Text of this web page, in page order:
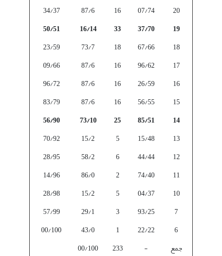
20
07/74
16
87/6
34/37
19
37/70
33
16/14
50/51
18
67/66
18
73/7
23/59
17
96/62
16
87/6
09/66
16
26/59
16
87/6
96/72
15
56/55
16
87/6
83/79
14
85/51
25
73/10
56/90
13
15/48
5
15/2
70/92
12
44/44
6
58/2
28/95
11
74/40
2
86/0
14/96
10
04/37
5
15/2
28/98
7
93/25
3
29/1
57/99
6
22/22
1
43/0
00/100
جمع
-
233
00/100